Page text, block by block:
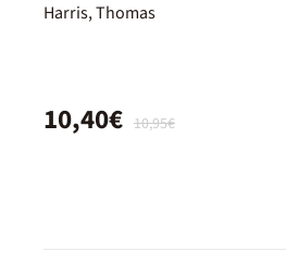
Harris, Thomas
10,95€
10,40€